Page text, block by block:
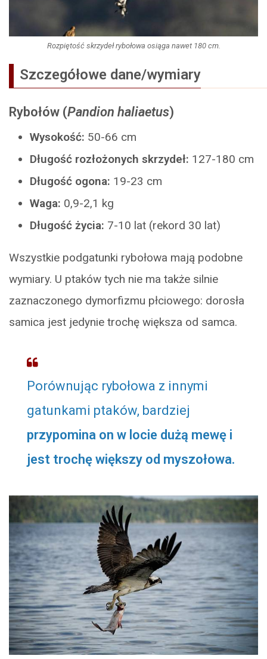
Rozpiętość skrzydeł rybołowa osiąga nawet 180 cm.
Szczegółowe dane/wymiary
Rybołów (Pandion haliaetus)
Wysokość: 50-66 cm
Długość rozłożonych skrzydeł: 127-180 cm
Długość ogona: 19-23 cm
Waga: 0,9-2,1 kg
Długość życia: 7-10 lat (rekord 30 lat)
Wszystkie podgatunki rybołowa mają podobne
wymiary. U ptaków tych nie ma także silnie
zaznaczonego dymorfizmu płciowego: dorosła
samica jest jedynie trochę większa od samca.
Porównując rybołowa z innymi
gatunkami ptaków, bardziej
przypomina on w locie dużą mewę i
jest trochę większy od myszołowa.